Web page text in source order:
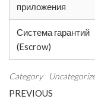
приложения
Система гарантий
(Escrow)
Category
Previous
PREVIOUS